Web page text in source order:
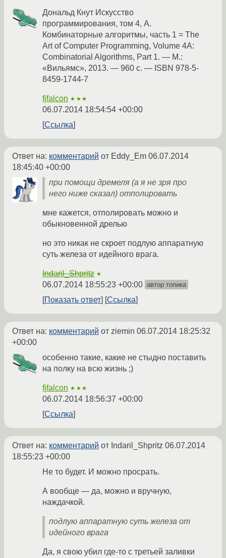
Дональд Кнут Искусство
программирования, том 4, A.
Комбинаторные алгоритмы, часть 1 = The
Art of Computer Programming, Volume 4A:
Combinatorial Algorithms, Part 1. — М.:
«Вильямс», 2013. — 960 с. — ISBN 978-5-
8459-1744-7
fjfalcon ★★★
06.07.2014 18:54:54 +00:00
Ссылка
Ответ на: комментарий от Eddy_Em 06.07.2014
18:45:40 +00:00
при помощи дремеля (а я не зря про
него ниже сказал) отполировать
мне кажется, отполировать можно и
обыкновенной дрелью
но это никак не скроет подлую аппаратную
суть железа от идейного врага.
Indaril_Shpritz ★
06.07.2014 18:55:23 +00:00 автор топика
Показать ответ Ссылка
Ответ на: комментарий от ziemin 06.07.2014 18:25:32
+00:00
особенно такие, какие не стыдно поставить
на полку на всю жизнь ;)
fjfalcon ★★★
06.07.2014 18:56:37 +00:00
Ссылка
Ответ на: комментарий от Indaril_Shpritz 06.07.2014
18:55:23 +00:00
Не то будет. И можно просрать.
А вообще — да, можно и вручную,
наждачкой.
подлую аппаратную суть железа от
идейного врага
Да, я свою убил где-то с третьей заливки